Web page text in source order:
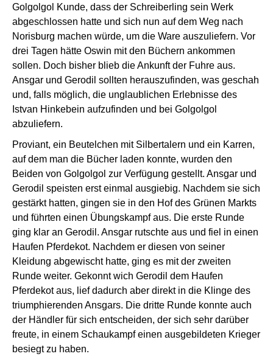
Golgolgol Kunde, dass der Schreiberling sein Werk
abgeschlossen hatte und sich nun auf dem Weg nach
Norisburg machen würde, um die Ware auszuliefern. Vor
drei Tagen hätte Oswin mit den Büchern ankommen
sollen. Doch bisher blieb die Ankunft der Fuhre aus.
Ansgar und Gerodil sollten herauszufinden, was geschah
und, falls möglich, die unglaublichen Erlebnisse des
Istvan Hinkebein aufzufinden und bei Golgolgol
abzuliefern.
Proviant, ein Beutelchen mit Silbertalern und ein Karren,
auf dem man die Bücher laden konnte, wurden den
Beiden von Golgolgol zur Verfügung gestellt. Ansgar und
Gerodil speisten erst einmal ausgiebig. Nachdem sie sich
gestärkt hatten, gingen sie in den Hof des Grünen Markts
und führten einen Übungskampf aus. Die erste Runde
ging klar an Gerodil. Ansgar rutschte aus und fiel in einen
Haufen Pferdekot. Nachdem er diesen von seiner
Kleidung abgewischt hatte, ging es mit der zweiten
Runde weiter. Gekonnt wich Gerodil dem Haufen
Pferdekot aus, lief dadurch aber direkt in die Klinge des
triumphierenden Ansgars. Die dritte Runde konnte auch
der Händler für sich entscheiden, der sich sehr darüber
freute, in einem Schaukampf einen ausgebildeten Krieger
besiegt zu haben.